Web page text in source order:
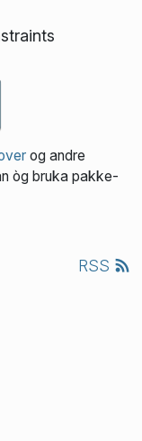
og andre
òg bruka pakke­
RSS